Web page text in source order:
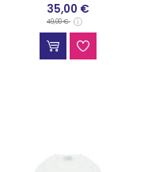
35,00 €
49,00 €